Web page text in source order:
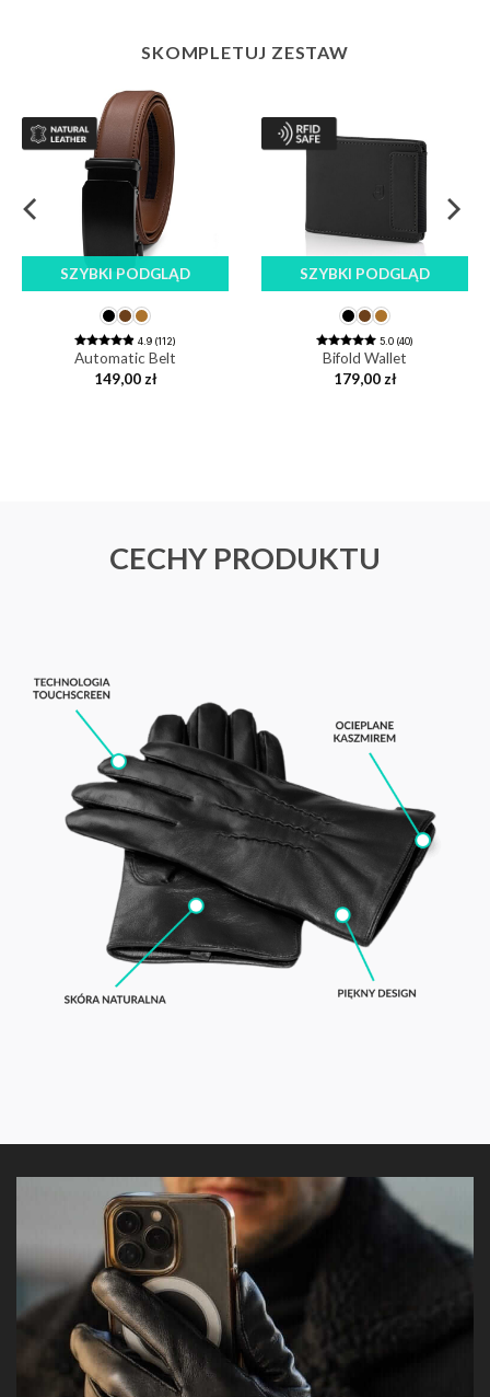
SKOMPLETUJ ZESTAW
SZYBKI PODGLĄD
4.9 (112)
Automatic Belt
149,00 zł
SZYBKI PODGLĄD
5.0 (40)
Bifold Wallet
179,00 zł
CECHY PRODUKTU